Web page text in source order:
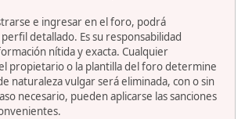
e ingresar en el foro, podrá
detallado. Es su responsabilidad
nítida y exacta. Cualquier
propietario o la plantilla del foro determine
naturaleza vulgar será eliminada, con o sin
necesario, pueden aplicarse las sanciones